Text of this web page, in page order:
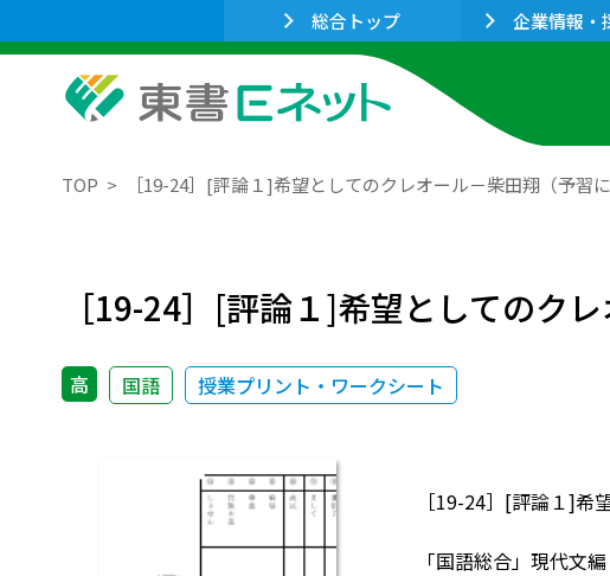
総合トップ 企業情報・
TOP ［19-24］[評論１]希望としてのクレオール－柴田翔（予習
［19-24］[評論１]希望としてのク
高 国語 授業プリント・ワークシート
［19-24］[評論１]希
「国語総合」現代文